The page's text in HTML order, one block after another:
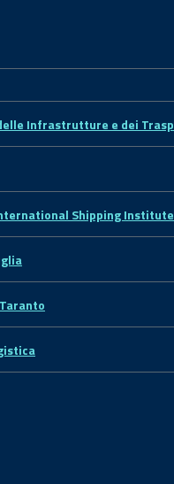
Infrastrutture e dei
Shipping Institute